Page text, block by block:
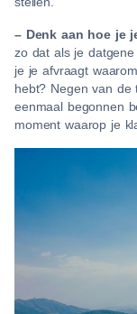
– Denk aan hoe je
zo dat als je
je je afvraagt
hebt? Negen van
eenmaal begonnen
moment waarop je